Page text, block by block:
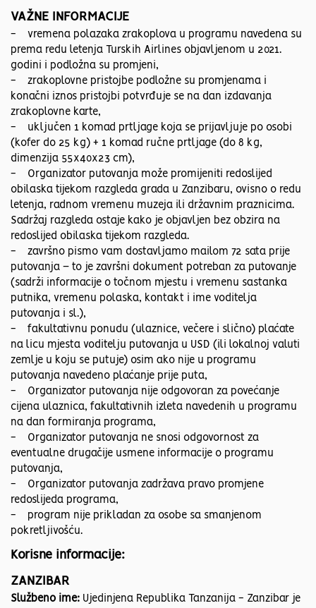
VAŽNE INFORMACIJE
- vremena polazaka zrakoplova u programu navedena su
prema redu letenja Turskih Airlines objavljenom u 2021.
godini i podložna su promjeni,
- zrakoplovne pristojbe podložne su promjenama i
konačni iznos pristojbi potvrđuje se na dan izdavanja
zrakoplovne karte,
- uključen 1 komad prtljage koja se prijavljuje po osobi
(kofer do 25 kg) + 1 komad ručne prtljage (do 8 kg,
dimenzija 55x40x23 cm),
- Organizator putovanja može promijeniti redoslijed
obilaska tijekom razgleda grada u Zanzibaru, ovisno o redu
letenja, radnom vremenu muzeja ili državnim praznicima.
Sadržaj razgleda ostaje kako je objavljen bez obzira na
redoslijed obilaska tijekom razgleda.
- završno pismo vam dostavljamo mailom 72 sata prije
putovanja – to je završni dokument potreban za putovanje
(sadrži informacije o točnom mjestu i vremenu sastanka
putnika, vremenu polaska, kontakt i ime voditelja
putovanja i sl.),
- fakultativnu ponudu (ulaznice, večere i slično) plaćate
na licu mjesta voditelju putovanja u USD (ili lokalnoj valuti
zemlje u koju se putuje) osim ako nije u programu
putovanja navedeno plaćanje prije puta,
- Organizator putovanja nije odgovoran za povećanje
cijena ulaznica, fakultativnih izleta navedenih u programu
na dan formiranja programa,
- Organizator putovanja ne snosi odgovornost za
eventualne drugačije usmene informacije o programu
putovanja,
- Organizator putovanja zadržava pravo promjene
redoslijeda programa,
- program nije prikladan za osobe sa smanjenom
pokretljivošću.
Korisne informacije:
ZANZIBAR
Službeno ime: Ujedinjena Republika Tanzanija - Zanzibar je